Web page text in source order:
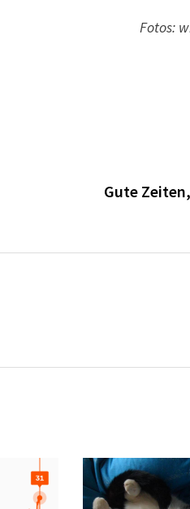
Fotos:
Gute